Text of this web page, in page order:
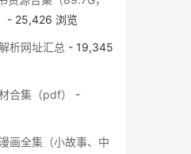
- 25,426 浏览
析网址汇总 - 19,345
合集（pdf）
-
画全集（小故事、中